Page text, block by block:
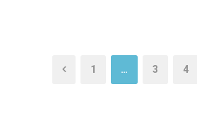
1 … 3 4